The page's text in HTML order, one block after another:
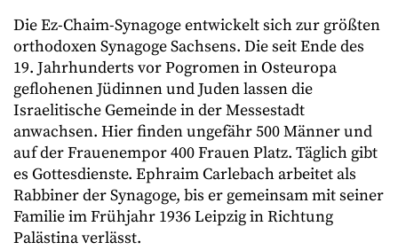
Die Ez-Chaim-Synagoge entwickelt sich zur größten
orthodoxen Synagoge Sachsens. Die seit Ende des
19. Jahrhunderts vor Pogromen in Osteuropa
geflohenen Jüdinnen und Juden lassen die
Israelitische Gemeinde in der Messestadt
anwachsen. Hier finden ungefähr 500 Männer und
auf der Frauenempor 400 Frauen Platz. Täglich gibt
es Gottesdienste. Ephraim Carlebach arbeitet als
Rabbiner der Synagoge, bis er gemeinsam mit seiner
Familie im Frühjahr 1936 Leipzig in Richtung
Palästina verlässt.